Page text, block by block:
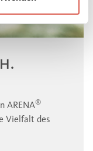
ARENA®
Vielfalt des